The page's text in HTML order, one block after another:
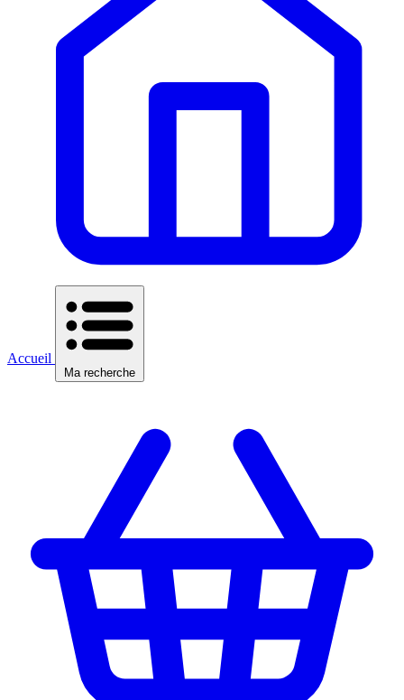
Accueil
Ma recherche